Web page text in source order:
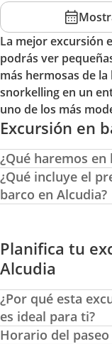
La mejor excursión
podrás ver
más hermosas de
snorkelling en un
uno de los más
Excursión en
¿Qué haremos en
¿Qué incluye el
barco en Alcudia?
Planifica tu
Alcudia
¿Por qué esta
es ideal para ti?
Horario del